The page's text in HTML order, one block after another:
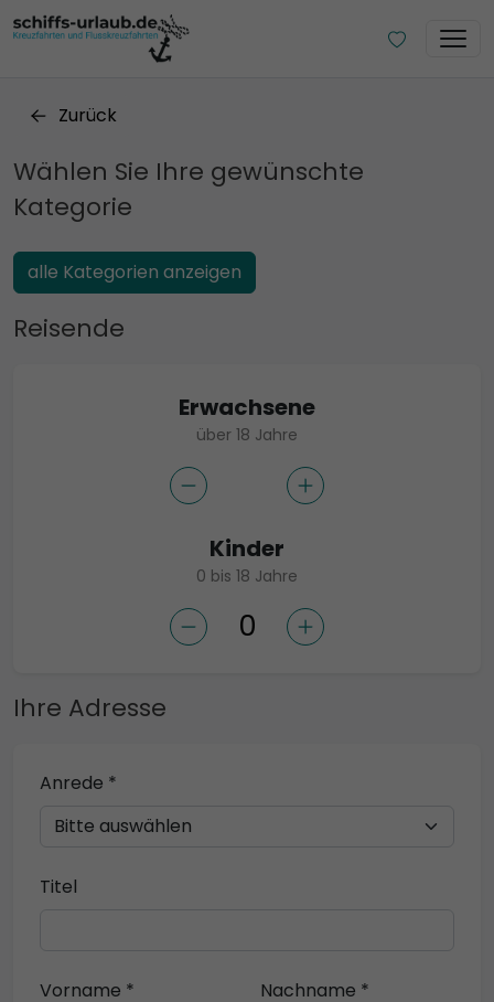
Zurück
Wählen Sie Ihre gewünschte
Kategorie
alle Kategorien anzeigen
Reisende
Erwachsene
über 18 Jahre
Kinder
0 bis 18 Jahre
Ihre Adresse
Anrede *
Titel
Vorname * Nachname *